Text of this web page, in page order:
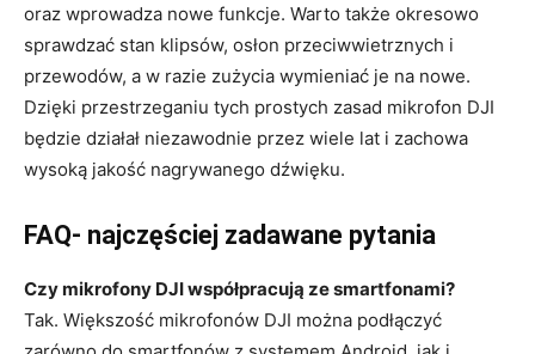
oraz wprowadza nowe funkcje. Warto także okresowo
sprawdzać stan klipsów, osłon przeciwwietrznych i
przewodów, a w razie zużycia wymieniać je na nowe.
Dzięki przestrzeganiu tych prostych zasad mikrofon DJI
będzie działał niezawodnie przez wiele lat i zachowa
wysoką jakość nagrywanego dźwięku.
FAQ- najczęściej zadawane pytania
Czy mikrofony DJI współpracują ze smartfonami?
Tak. Większość mikrofonów DJI można podłączyć